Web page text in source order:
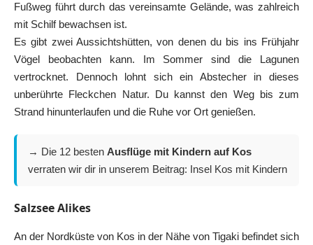
Fußweg führt durch das vereinsamte Gelände, was zahlreich
mit Schilf bewachsen ist.
Es gibt zwei Aussichtshütten, von denen du bis ins Frühjahr
Vögel beobachten kann. Im Sommer sind die Lagunen
vertrocknet. Dennoch lohnt sich ein Abstecher in dieses
unberührte Fleckchen Natur. Du kannst den Weg bis zum
Strand hinunterlaufen und die Ruhe vor Ort genießen.
→ Die 12 besten Ausflüge mit Kindern auf Kos
verraten wir dir in unserem Beitrag: Insel Kos mit Kindern
Salzsee Alikes
An der Nordküste von Kos in der Nähe von Tigaki befindet sich